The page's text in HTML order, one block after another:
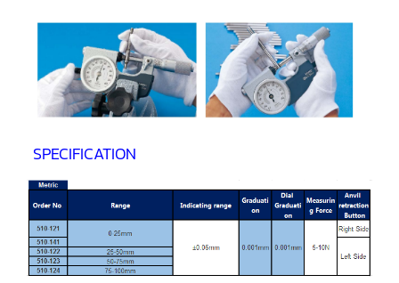
SPECIFICATION